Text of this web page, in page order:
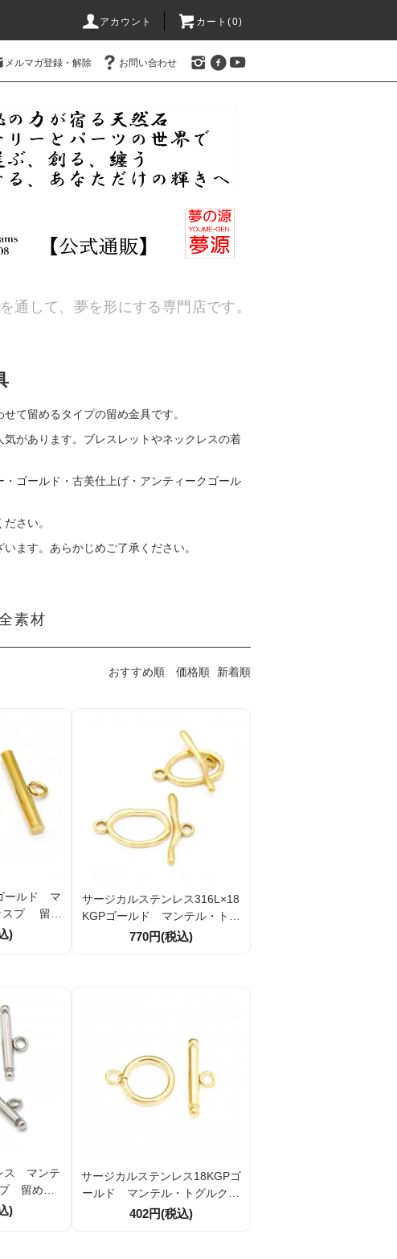
アカウント カート(0)
メルマガ登録・解除 お問い合わせ
通して、夢を形にする専門店です。
て留めるタイプの留め金具です。
があります。ブレスレットやネックレスの着
ゴールド・古美仕上げ・アンティークゴール
さい。
ます。あらかじめご了承ください。
素材
おすすめ順 価格順 新着順
ールド マ
スプ 留め
外径14m
)
サージカルステンレス316L×18
KGPゴールド マンテル・トグ
ルクラスプ ヒキワ留め金具
770円(税込)
ス マンテ
留め金
1組／10
)
サージカルステンレス18KGPゴ
ールド マンテル・トグルクラ
スプ 留め金具 引き輪14mm
402円(税込)